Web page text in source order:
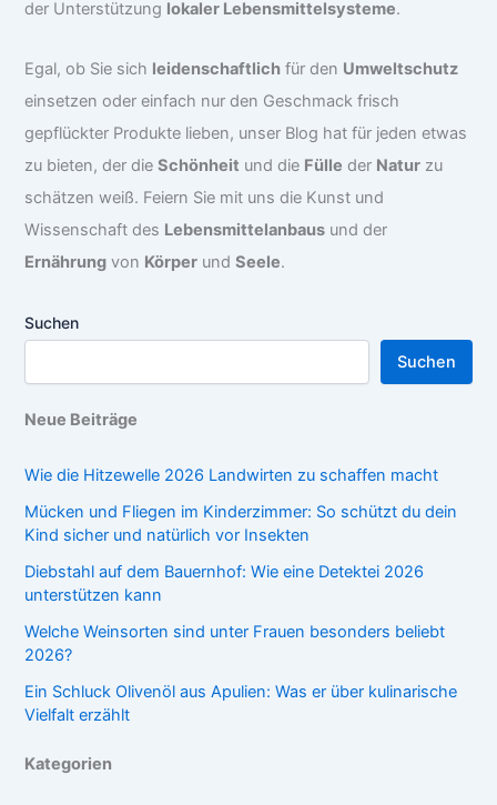
der Unterstützung lokaler Lebensmittelsysteme.
Egal, ob Sie sich leidenschaftlich für den Umweltschutz
einsetzen oder einfach nur den Geschmack frisch
gepflückter Produkte lieben, unser Blog hat für jeden etwas
zu bieten, der dieSchönheit und die Fülle der Natur zu
schätzen weiß. Feiern Sie mit uns die Kunst und
Wissenschaft des Lebensmittelanbaus und der
Ernährung von Körper undSeele.
Suchen
Suchen
Neue Beiträge
Wie die Hitzewelle 2026 Landwirten zu schaffen macht
Mücken und Fliegen im Kinderzimmer: So schützt du dein
Kind sicher und natürlich vor Insekten
Diebstahl auf dem Bauernhof: Wie eine Detektei 2026
unterstützen kann
Welche Weinsorten sind unter Frauen besonders beliebt
2026?
Ein Schluck Olivenöl aus Apulien: Was er über kulinarische
Vielfalt erzählt
Kategorien